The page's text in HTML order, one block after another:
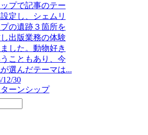
プで記事のテー
定し、シェムリ
の遺跡３箇所を
出版業務の体験
した。動物好き
こともあり、今
選んだテーマは...
12/30
ーンシップ